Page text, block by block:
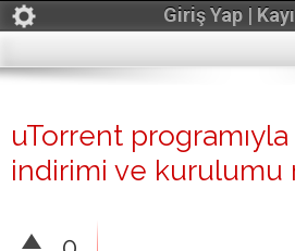
Giriş Yap |
uTorrent
indirimi ve kurulumu